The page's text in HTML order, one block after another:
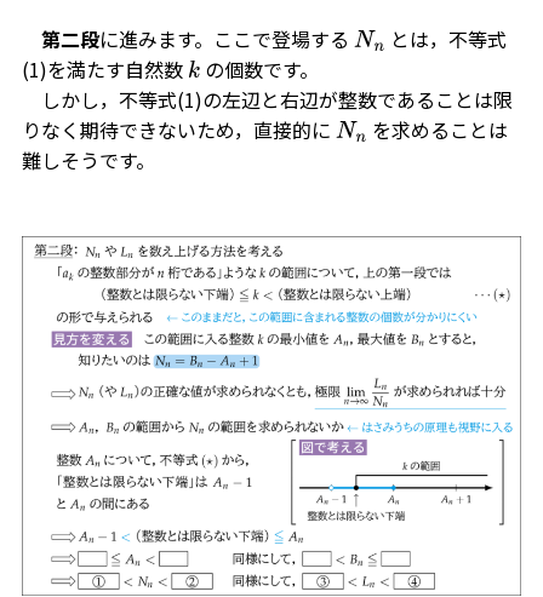
第二段に進みます。ここで登場する Nn とは，不等式
(1)を満たす自然数 k の個数です。
しかし，不等式(1)の左辺と右辺が整数であることは限
りなく期待できないため，直接的に Nn を求めることは
難しそうです。